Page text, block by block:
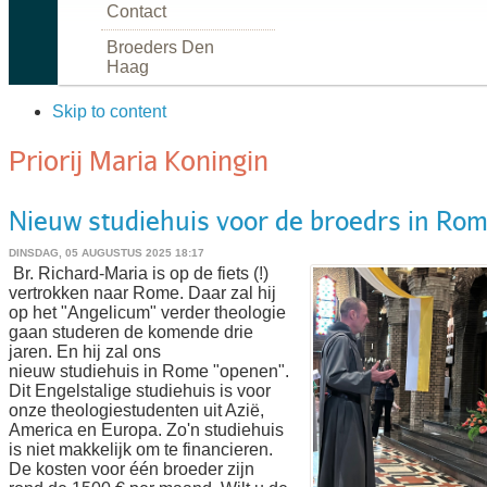
Contact
Broeders Den
Haag
Skip to content
Priorij Maria Koningin
Nieuw studiehuis voor de broedrs in
DINSDAG, 05 AUGUSTUS 2025 18:17
Br. Richard-Maria is op de fiets (!)
vertrokken naar Rome. Daar zal hij
op het "Angelicum" verder theologie
gaan studeren de komende drie
jaren. En hij zal ons
nieuw studiehuis in Rome "openen".
Dit Engelstalige studiehuis is voor
onze theologiestudenten uit Azië,
America en Europa. Zo'n studiehuis
is niet makkelijk om te financieren.
De kosten voor één broeder zijn